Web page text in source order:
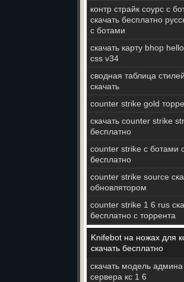
контр страйк соурс с
скачать бесплатно
с ботами
скачать карту bhop
css v34
сводная таблица
скачать
counter strike gold
скачать counter strike
бесплатно
counter strike c ботами
бесплатно
counter strike source
обновлятором
counter strike 1 6 rus
бесплатно с торрента
Knifebot на ножах для
скачать бесплатно
скачать модель
сервера кс 1 6